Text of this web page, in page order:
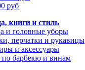
руб
книги и стиль
и головные уборы
перчатки и рукавицы
и аксессуары
барбекю и винам